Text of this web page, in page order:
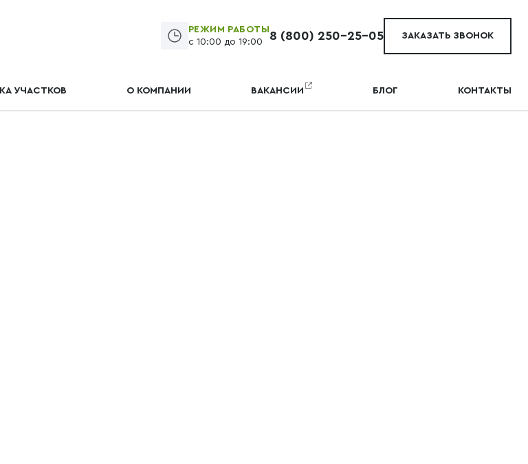
РЕЖИМ РАБОТЫ
с 10:00 до 19:00
8 (800) 250-25-05 ЗАКАЗАТЬ ЗВОНОК
УЧАСТКОВ О КОМПАНИИ ВАКАНСИИ БЛОГ КОНТАКТЫ